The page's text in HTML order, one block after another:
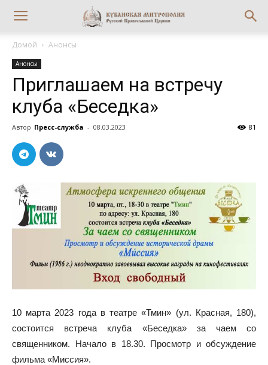
Домой Анонсы
Анонсы
Приглашаем на встречу
клуба «Беседка»
Автор Пресс-служба - 08.03.2023 81
10 марта 2023 года в театре «Тмин» (ул. Красная, 180),
состоится встреча клуба «Беседка» за чаем со
священником. Начало в 18.30. Просмотр и обсуждение
фильма «Миссия».